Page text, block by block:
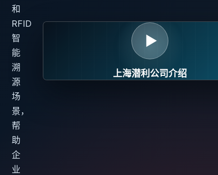
和
RFID
智
能
溯
源
场
景，
帮
助
企
业
▶
上海潜利公司介绍